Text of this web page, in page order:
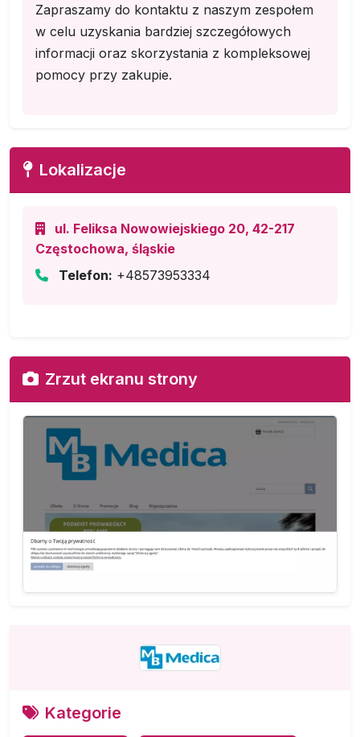
Zapraszamy do kontaktu z naszym zespołem
w celu uzyskania bardziej szczegółowych
informacji oraz skorzystania z kompleksowej
pomocy przy zakupie.
Lokalizacje
ul. Feliksa Nowowiejskiego 20, 42-217
Częstochowa, śląskie
Telefon: +48573953334
Zrzut ekranu strony
Kategorie